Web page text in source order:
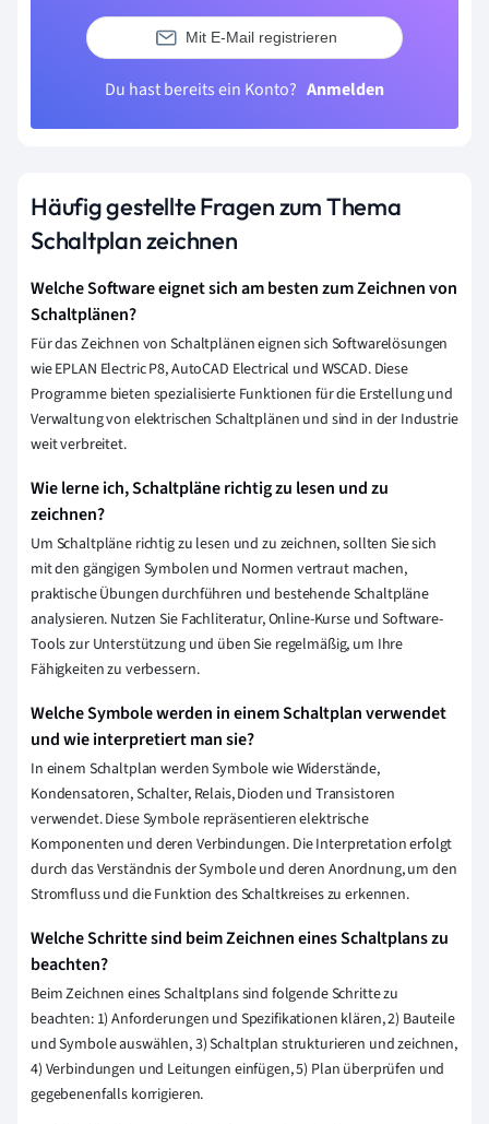
Mit E-Mail registrieren
Du hast bereits ein Konto? Anmelden
Häufig gestellte Fragen zum Thema
Schaltplan zeichnen
Welche Software eignet sich am besten zum Zeichnen von
Schaltplänen?
Für das Zeichnen von Schaltplänen eignen sich Softwarelösungen
wie EPLAN Electric P8, AutoCAD Electrical und WSCAD. Diese
Programme bieten spezialisierte Funktionen für die Erstellung und
Verwaltung von elektrischen Schaltplänen und sind in der Industrie
weit verbreitet.
Wie lerne ich, Schaltpläne richtig zu lesen und zu
zeichnen?
Um Schaltpläne richtig zu lesen und zu zeichnen, sollten Sie sich
mit den gängigen Symbolen und Normen vertraut machen,
praktische Übungen durchführen und bestehende Schaltpläne
analysieren. Nutzen Sie Fachliteratur, Online-Kurse und Software-
Tools zur Unterstützung und üben Sie regelmäßig, um Ihre
Fähigkeiten zu verbessern.
Welche Symbole werden in einem Schaltplan verwendet
und wie interpretiert man sie?
In einem Schaltplan werden Symbole wie Widerstände,
Kondensatoren, Schalter, Relais, Dioden und Transistoren
verwendet. Diese Symbole repräsentieren elektrische
Komponenten und deren Verbindungen. Die Interpretation erfolgt
durch das Verständnis der Symbole und deren Anordnung, um den
Stromfluss und die Funktion des Schaltkreises zu erkennen.
Welche Schritte sind beim Zeichnen eines Schaltplans zu
beachten?
Beim Zeichnen eines Schaltplans sind folgende Schritte zu
beachten: 1) Anforderungen und Spezifikationen klären, 2) Bauteile
und Symbole auswählen, 3) Schaltplan strukturieren und zeichnen,
4) Verbindungen und Leitungen einfügen, 5) Plan überprüfen und
gegebenenfalls korrigieren.